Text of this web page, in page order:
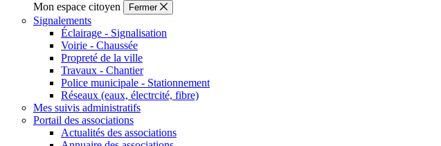
Mon espace citoyen
Fermer
Signalements
Éclairage - Signalisation
Voirie - Chaussée
Propreté de la ville
Travaux - Chantier
Police municipale - Stationnement
Réseaux (eaux, électrcité, fibre)
Mes suivis administratifs
Portail des associations
Actualités des associations